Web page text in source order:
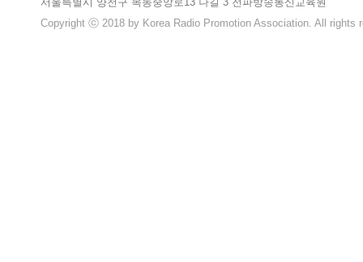
Copyright ⓒ 2018 by Korea Radio Promotion Association. All rights